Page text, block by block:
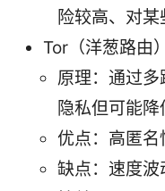
险较高、对某
Tor（洋葱路由
原理：通过
隐私但可能降
优点：高匿名
缺点：速度波